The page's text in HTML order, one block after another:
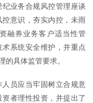
业务合规风控管理座谈
意识，夯实内控，未雨
融券业务客户适当性管
系统安全维护，并重点
具体监管要求。
员应当牢固树立合规意
者理性投资，并提出了